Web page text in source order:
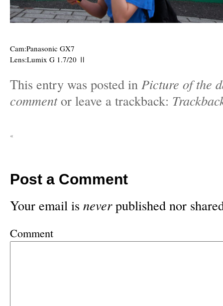
Cam:Panasonic GX7
Lens:Lumix G 1.7/20 Ⅱ
This entry was posted in Picture of the
commentor leave a trackback:
«
Post a Comment
Your email is neverpublished nor
Comment